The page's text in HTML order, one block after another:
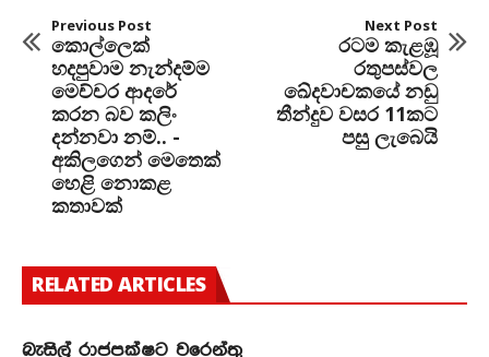
Previous Post
කොල්ලෙක්
හදපුවාම නැන්දම්ම
මෙච්චර ආදරේ
කරන බව කලිං
දන්නවා නම්.. -
අකිලගෙන් මෙතෙක්
හෙළි නොකළ
කතාවක්
Next Post
රටම කැළඹූ
රතුපස්වල
ඛේදවාචකයේ නඩු
තීන්දුව වසර 11කට
පසු ලැබෙයි
RELATED ARTICLES
බැසිල් රාජපක්ෂට වරෙන්තු